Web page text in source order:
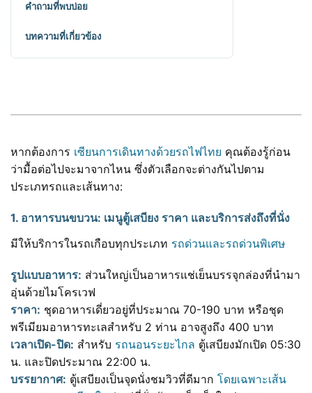
คำถามที่พบบ่อย
บทความที่เกี่ยวข้อง
หากต้องการ เซียนการเดินทางด้วยรถไฟไทย คุณต้องรู้ก่อน
ว่ามื้อต่อไปจะมาจากไหน ซึ่งตัวเลือกจะต่างกันไปตาม
ประเภทรถและเส้นทาง:
1. อาหารบนขบวน: เมนูตู้เสบียง ราคา และบริการส่งถึงที่นั่ง
มีให้บริการในรถเกือบทุกประเภท รถด่วนและรถด่วนพิเศษ
รูปแบบอาหาร: ส่วนใหญ่เป็นอาหารแช่เย็นบรรจุกล่องที่นำมา
อุ่นด้วยไมโครเวฟ
ราคา: ชุดอาหารเดี่ยวอยู่ที่ประมาณ 70-190 บาท หรือชุด
พรีเมียมอาหารทะเลสำหรับ 2 ท่าน อาจสูงถึง 400 บาท
เวลาเปิด-ปิด: สำหรับ รถนอนระยะไกล ตู้เสบียงมักเปิด 05:30
น. และปิดประมาณ 22:00 น.
บรรยากาศ: ตู้เสบียงเป็นจุดนั่งชมวิวที่ดีมาก โดยเฉพาะเส้น